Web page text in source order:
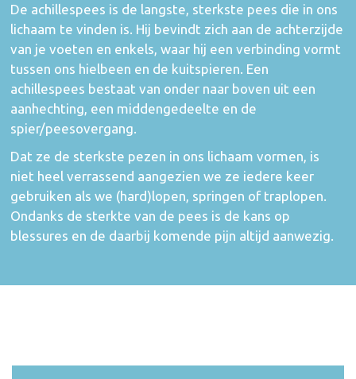
De achillespees is de langste, sterkste pees die in ons
lichaam te vinden is. Hij bevindt zich aan de achterzijde
van je voeten en enkels, waar hij een verbinding vormt
tussen ons hielbeen en de kuitspieren. Een
achillespees bestaat van onder naar boven uit een
aanhechting, een middengedeelte en de
spier/peesovergang.
Dat ze de sterkste pezen in ons lichaam vormen, is
niet heel verrassend aangezien we ze iedere keer
gebruiken als we (hard)lopen, springen of traplopen.
Ondanks de sterkte van de pees is de kans op
blessures en de daarbij komende pijn altijd aanwezig.